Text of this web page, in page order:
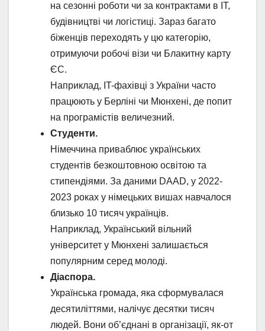
на сезонні роботи чи за контрактами в IT,
будівництві чи логістиці. Зараз багато
біженців переходять у цю категорію,
отримуючи робочі візи чи Блакитну карту
ЄС.
Наприклад, IT-фахівці з України часто
працюють у Берліні чи Мюнхені, де попит
на програмістів величезний.
Студенти.
Німеччина приваблює українських
студентів безкоштовною освітою та
стипендіями. За даними DAAD, у 2022-
2023 роках у німецьких вишах навчалося
близько 10 тисяч українців.
Наприклад, Український вільний
університет у Мюнхені залишається
популярним серед молоді.
Діаспора.
Українська громада, яка сформувалася
десятиліттями, налічує десятки тисяч
людей. Вони об’єднані в організації, як-от